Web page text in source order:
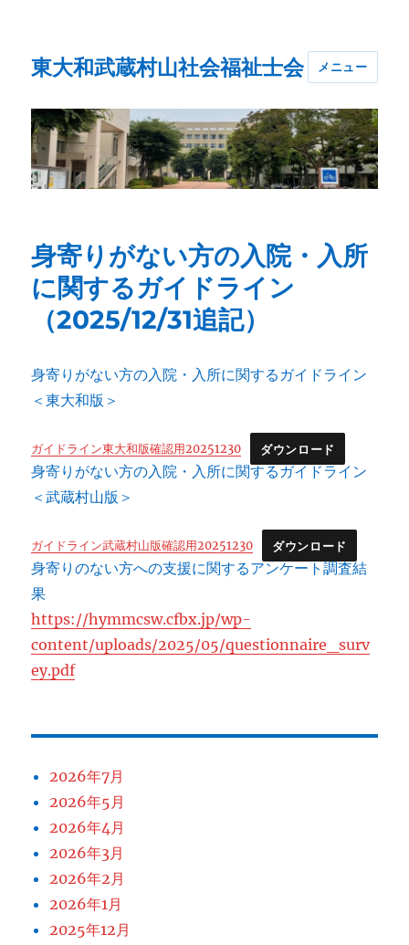
東大和武蔵村山社会福祉士会 メニュー
身寄りがない方の入院・入所
に関するガイドライン
（2025/12/31追記）
身寄りがない方の入院・入所に関するガイドライン
＜東大和版＞
ガイドライン東大和版確認用20251230 ダウンロード
身寄りがない方の入院・入所に関するガイドライン
＜武蔵村山版＞
ガイドライン武蔵村山版確認用20251230 ダウンロード
身寄りのない方への支援に関するアンケート調査結
果
https://hymmcsw.cfbx.jp/wp-
content/uploads/2025/05/questionnaire_surv
ey.pdf
2026年7月
2026年5月
2026年4月
2026年3月
2026年2月
2026年1月
2025年12月